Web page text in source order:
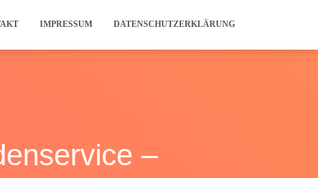
IMPRESSUM DATENSCHUTZERKLÄRUNG
–